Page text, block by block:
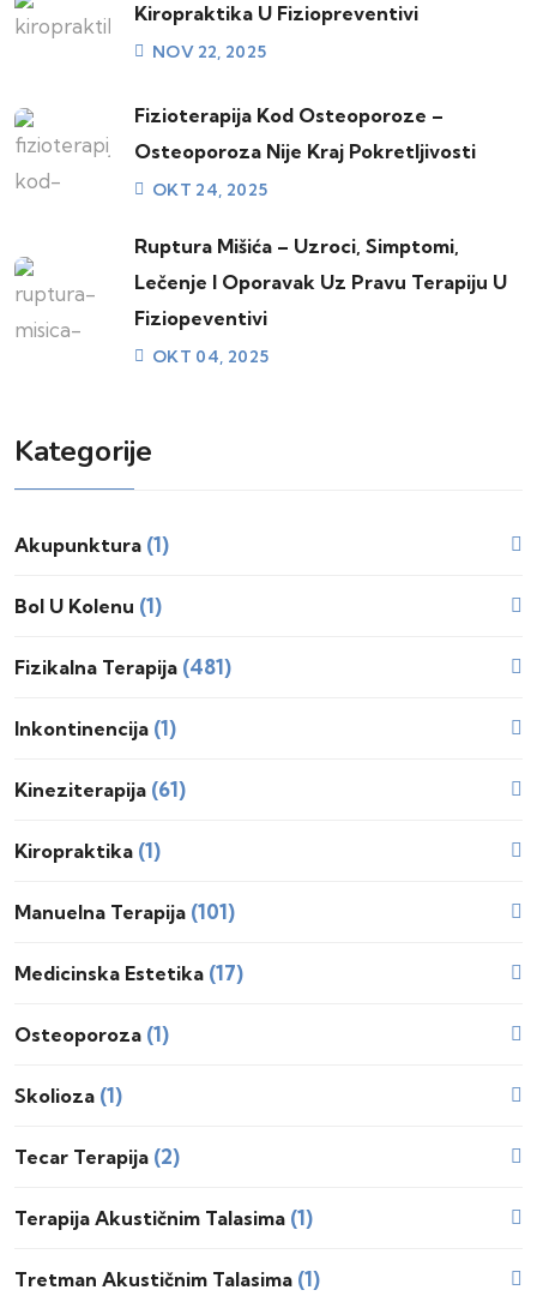
Kiropraktika U Fiziopreventivi
NOV 22, 2025
Fizioterapija Kod Osteoporoze –
Osteoporoza Nije Kraj Pokretljivosti
OKT 24, 2025
Ruptura Mišića – Uzroci, Simptomi,
Lečenje I Oporavak Uz Pravu Terapiju U
Fiziopeventivi
OKT 04, 2025
Kategorije
Akupunktura (1)
Bol U Kolenu (1)
Fizikalna Terapija (481)
Inkontinencija (1)
Kineziterapija (61)
Kiropraktika (1)
Manuelna Terapija (101)
Medicinska Estetika (17)
Osteoporoza (1)
Skolioza (1)
Tecar Terapija (2)
Terapija Akustičnim Talasima (1)
Tretman Akustičnim Talasima (1)